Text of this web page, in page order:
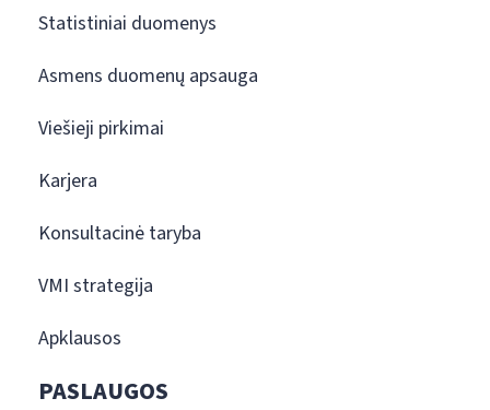
Statistiniai duomenys
Asmens duomenų apsauga
Viešieji pirkimai
Karjera
Konsultacinė taryba
VMI strategija
Apklausos
PASLAUGOS